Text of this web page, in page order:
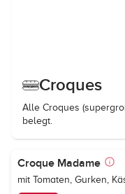
Croques
Alle Croques
belegt.
Croque Madame
mit Tomaten, Gurken,